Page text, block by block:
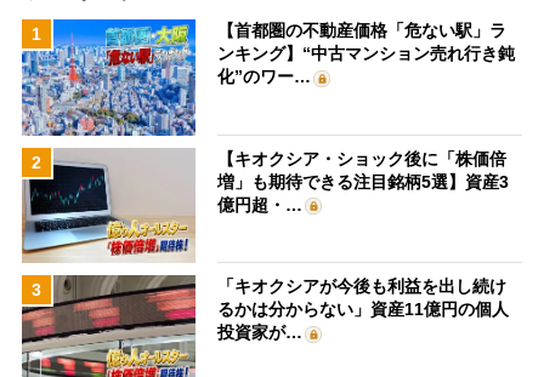
1
【首都圏の不動産価格「危ない駅」ラ
ンキング】“中古マンション売れ行き鈍
化”のワー…
2
【キオクシア・ショック後に「株価倍
増」も期待できる注目銘柄5選】資産3
億円超・…
3
「キオクシアが今後も利益を出し続け
るかは分からない」資産11億円の個人
投資家が…